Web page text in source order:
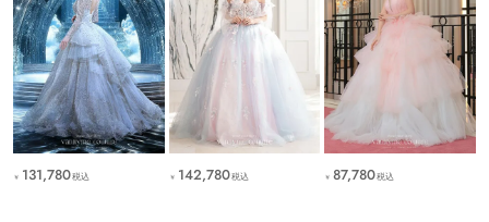
￥ 131,780税込 ￥ 142,780税込 ￥ 87,780税込